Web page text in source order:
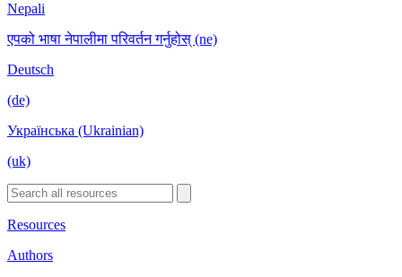
Nepali
एपको भाषा नेपालीमा परिवर्तन गर्नुहोस् (ne)
Deutsch
(de)
Українська (Ukrainian)
(uk)
Resources
Authors